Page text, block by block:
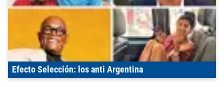
Efecto Selección: los anti Argentina